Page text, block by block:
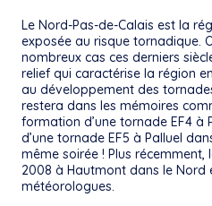
Le Nord-Pas-de-Calais est la
exposée au risque tornadique.
nombreux cas ces derniers
relief qui caractérise la région
au développement des
restera dans les mémoires
formation d’une tornade EF4 à
d’une tornade EF5 à Palluel
même soirée ! Plus
2008 à Hautmont dans le Nord
météorologues.